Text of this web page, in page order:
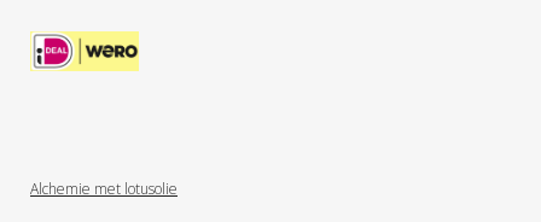
Alchemie met lotusolie